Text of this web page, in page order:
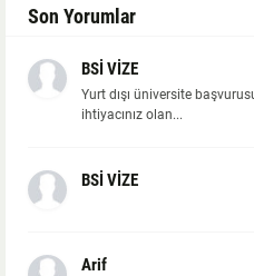
Son Yorumlar
BSİ VİZE
Yurt dışı üniversite
ihtiyacınız olan...
BSİ VİZE
Arif